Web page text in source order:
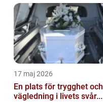
17 maj 2026
En plats för trygghet och
vägledning i livets svår...